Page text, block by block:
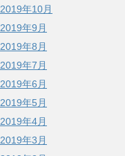
2019年10月
2019年9月
2019年8月
2019年7月
2019年6月
2019年5月
2019年4月
2019年3月